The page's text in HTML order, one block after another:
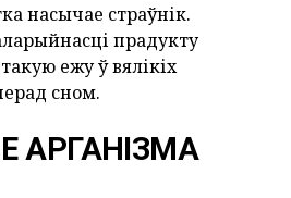
насычае страўнік.
прадукту
ежу ў вялікіх
сном.
АРГАНІЗМА